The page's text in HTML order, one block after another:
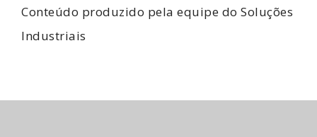
Conteúdo produzido pela equipe do Soluções
Industriais